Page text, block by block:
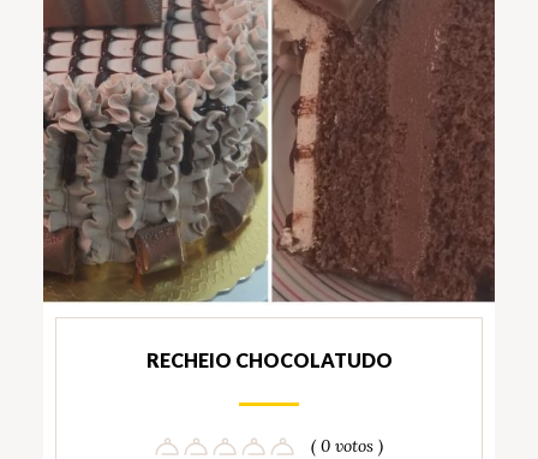
RECHEIO CHOCOLATUDO
( 0 votos )